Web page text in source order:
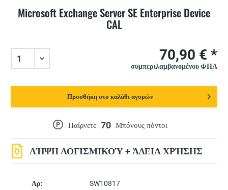
Microsoft Exchange Server SE Enterprise Device
CAL
Αρ:
SW10817
P Παίρνετε 70 Μπόνους πόντοι
ΛΉΨΗ ΛΟΓΙΣΜΙΚΟΎ + ΆΔΕΙΑ ΧΡΉΣΗΣ
70,90 € *
συμπεριλαμβανομένου ΦΠΑ
Προσθήκη στο καλάθι αγορών